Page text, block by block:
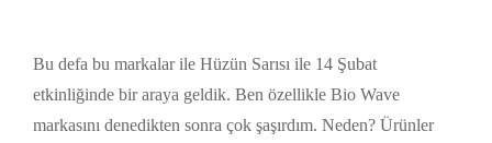
Bu defa bu markalar ile Hüzün Sarısı ile 14 Şubat
etkinliğinde bir araya geldik. Ben özellikle Bio Wave
markasını denedikten sonra çok şaşırdım. Neden? Ürünler